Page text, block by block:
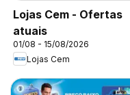
Lojas Cem - Ofertas
atuais
01/08 - 15/08/2026
Lojas Cem